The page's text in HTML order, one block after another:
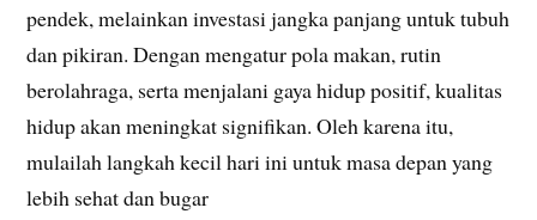
pendek, melainkan investasi jangka panjang untuk tubuh
dan pikiran. Dengan mengatur pola makan, rutin
berolahraga, serta menjalani gaya hidup positif, kualitas
hidup akan meningkat signifikan. Oleh karena itu,
mulailah langkah kecil hari ini untuk masa depan yang
lebih sehat dan bugar